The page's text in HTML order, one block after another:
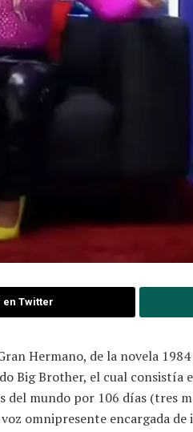
Twitter
Hermano, de la novela
Big Brother, el cual
mundo por 106 días (tres
omnipresente encargada